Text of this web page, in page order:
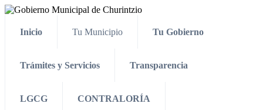
Inicio Tu Municipio Tu Gobierno
Trámites y Servicios Transparencia
LGCG CONTRALORÍA